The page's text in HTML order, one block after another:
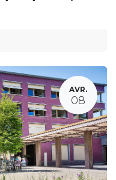
AVR.
08